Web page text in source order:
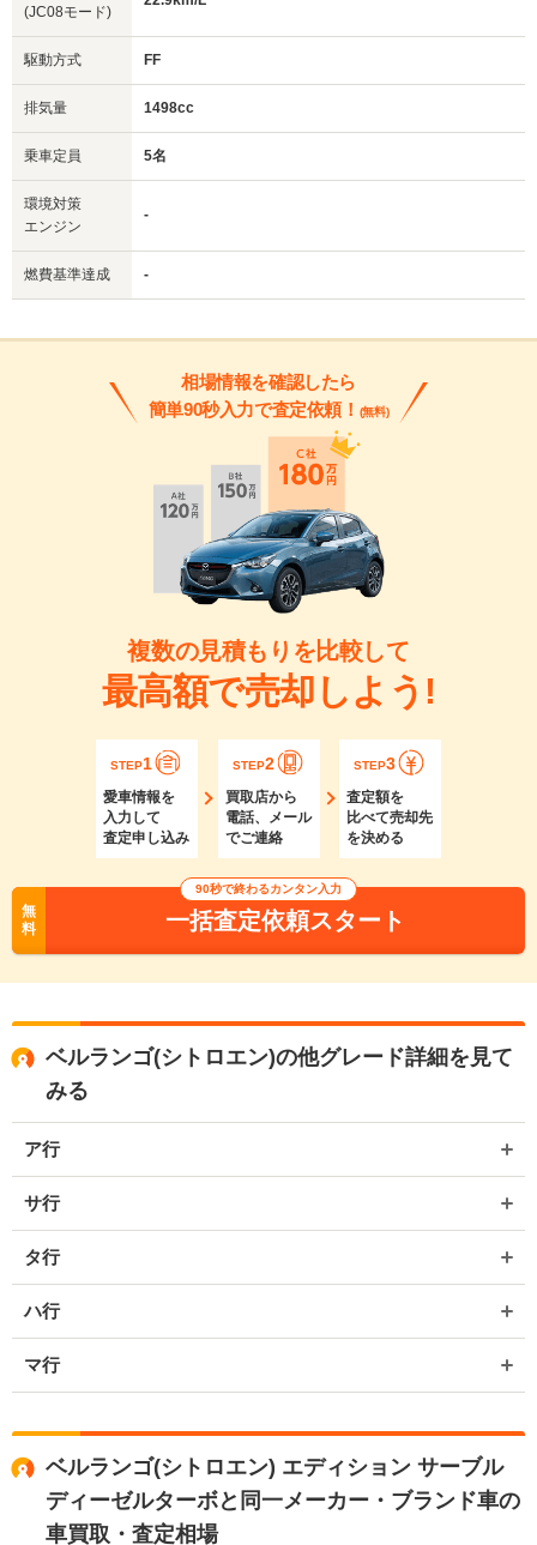
(JC08モード)
駆動方式 FF
排気量 1498cc
乗車定員 5名
環境対策
エンジン
-
燃費基準達成 -
相場情報を確認したら
簡単90秒入力で査定依頼！ (無料)
複数の見積もりを比較して
最高額で売却しよう!
STEP1
愛車情報を
入力して
査定申し込み
STEP2
買取店から
電話、メール
でご連絡
STEP3
査定額を
比べて売却先
を決める
無
料
90秒で終わるカンタン入力
一括査定依頼スタート
ベルランゴ(シトロエン)の他グレード詳細を見て
みる
ア行
サ行
タ行
ハ行
マ行
ベルランゴ(シトロエン) エディション サーブル
ディーゼルターボと同一メーカー・ブランド車の
車買取・査定相場